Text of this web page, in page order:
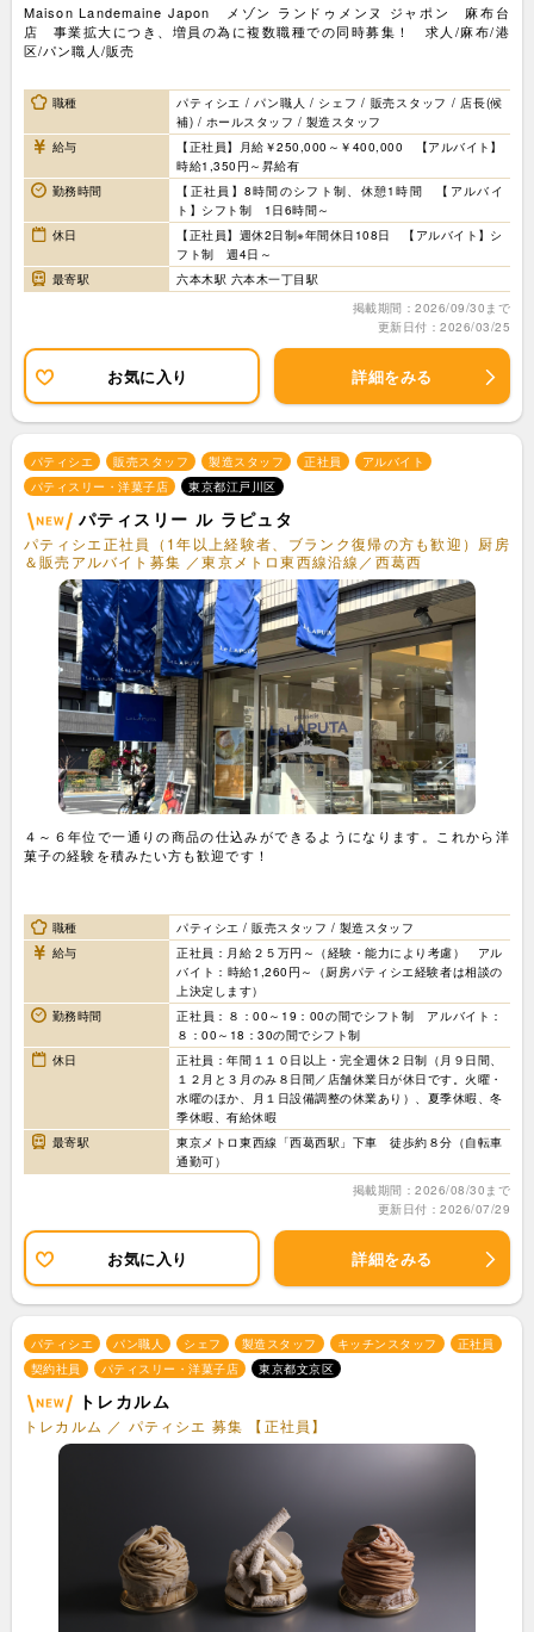
Maison Landemaine Japon メゾン ランドゥメンヌ ジャポン 麻布台
店 事業拡大につき、増員の為に複数職種での同時募集！ 求人/麻布/港
区/パン職人/販売
職種
パティシエ / パン職人 / シェフ / 販売スタッフ / 店長(候
補) / ホールスタッフ / 製造スタッフ
給与
【正社員】月給￥250,000～￥400,000 【アルバイト】
時給1,350円～昇給有
勤務時間
【正社員】8時間のシフト制、休憩1時間 【アルバイ
ト】シフト制 1日6時間～
休日
【正社員】週休2日制※年間休日108日 【アルバイト】シ
フト制 週4日～
最寄駅
六本木駅 六本木一丁目駅
掲載期間：2026/09/30まで
更新日付：2026/03/25
お気に入り 詳細をみる
パティシエ 販売スタッフ 製造スタッフ 正社員
アルバイト
パティスリー・洋菓子店
東京都江戸川区
パティスリー ル ラピュタ
パティシエ正社員（1年以上経験者、ブランク復帰の方も歓迎）厨房
＆販売アルバイト募集 ／東京メトロ東西線沿線／西葛西
４～６年位で一通りの商品の仕込みができるようになります。これから洋
菓子の経験を積みたい方も歓迎です！
職種
パティシエ / 販売スタッフ / 製造スタッフ
給与
正社員：月給２５万円～（経験・能力により考慮） アル
バイト：時給1,260円～（厨房パティシエ経験者は相談の
上決定します）
勤務時間
正社員：８：00～19：00の間でシフト制 アルバイト：
８：00～18：30の間でシフト制
休日
正社員：年間１１０日以上・完全週休２日制（月９日間、
１２月と３月のみ８日間／店舗休業日が休日です。火曜・
水曜のほか、月１日設備調整の休業あり）、夏季休暇、冬
季休暇、有給休暇
最寄駅
東京メトロ東西線「西葛西駅」下車 徒歩約８分（自転車
通勤可）
掲載期間：2026/08/30まで
更新日付：2026/07/29
お気に入り 詳細をみる
パティシエ パン職人 シェフ 製造スタッフ キッチンスタッフ
正社員
契約社員
パティスリー・洋菓子店 東京都文京区
トレカルム
トレカルム ／ パティシエ 募集 【正社員】